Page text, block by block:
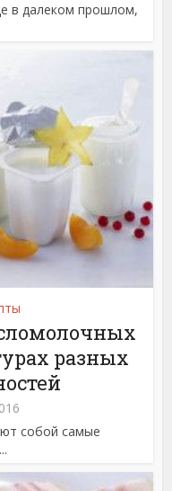
в далеком прошлом,
разных
собой самые